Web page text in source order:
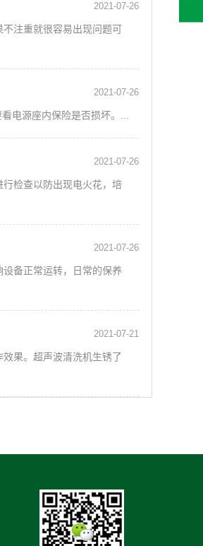
2021-07-26
注重就很容易出现问题可
2021-07-26
电源座内保险是否损坏。...
2021-07-26
检查以防出现电火花，培
2021-07-26
备正常运转，日常的保养
2021-07-21
果。超声波清洗机生锈了